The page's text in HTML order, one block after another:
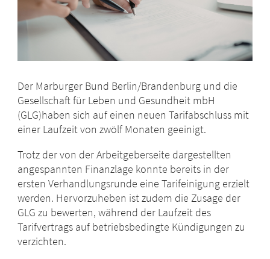
Der Marburger Bund Berlin/Brandenburg und die
Gesellschaft für Leben und Gesundheit mbH
(GLG)haben sich auf einen neuen Tarifabschluss mit
einer Laufzeit von zwölf Monaten geeinigt.
Trotz der von der Arbeitgeberseite dargestellten
angespannten Finanzlage konnte bereits in der
ersten Verhandlungsrunde eine Tarifeinigung erzielt
werden. Hervorzuheben ist zudem die Zusage der
GLG zu bewerten, während der Laufzeit des
Tarifvertrags auf betriebsbedingte Kündigungen zu
verzichten.